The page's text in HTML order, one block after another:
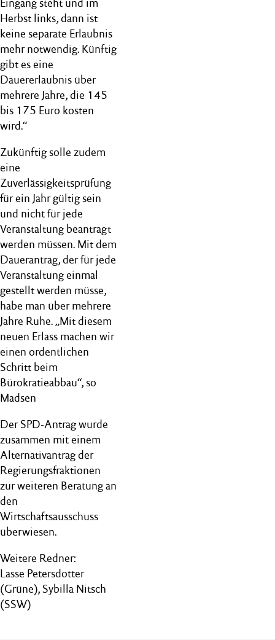
Eingang steht und im
Herbst links, dann ist
keine separate Erlaubnis
mehr notwendig. Künftig
gibt es eine
Dauererlaubnis über
mehrere Jahre, die 145
bis 175 Euro kosten
wird.“
Zukünftig solle zudem
eine
Zuverlässigkeitsprüfung
für ein Jahr gültig sein
und nicht für jede
Veranstaltung beantragt
werden müssen. Mit dem
Dauerantrag, der für jede
Veranstaltung einmal
gestellt werden müsse,
habe man über mehrere
Jahre Ruhe. „Mit diesem
neuen Erlass machen wir
einen ordentlichen
Schritt beim
Bürokratieabbau“, so
Madsen
Der SPD-Antrag wurde
zusammen mit einem
Alternativantrag der
Regierungsfraktionen
zur weiteren Beratung an
den
Wirtschaftsausschuss
überwiesen.
Weitere Redner:
Lasse Petersdotter
(Grüne), Sybilla Nitsch
(SSW)